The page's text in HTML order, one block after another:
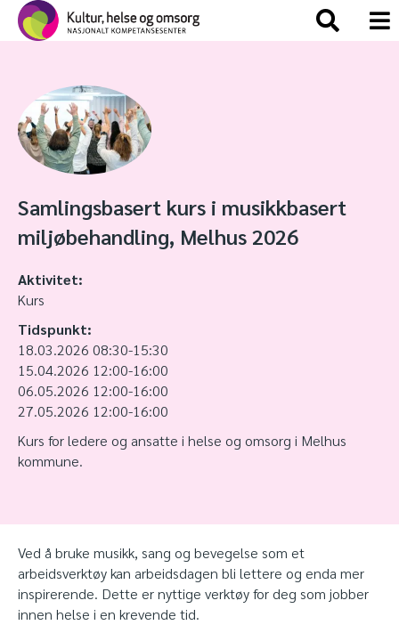
Samlingsbasert kurs i musikkbasert
miljøbehandling, Melhus 2026
Aktivitet:
Kurs
Tidspunkt:
18.03.2026 08:30-15:30
15.04.2026 12:00-16:00
06.05.2026 12:00-16:00
27.05.2026 12:00-16:00
Kurs for ledere og ansatte i helse og omsorg i Melhus
kommune.
Ved å bruke musikk, sang og bevegelse som et
arbeidsverktøy kan arbeidsdagen bli lettere og enda mer
inspirerende. Dette er nyttige verktøy for deg som jobber
innen helse i en krevende tid.